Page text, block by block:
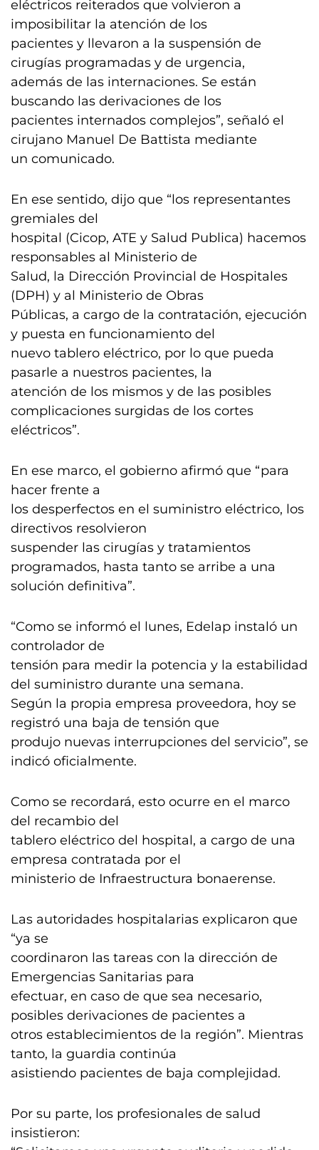
eléctricos reiterados que volvieron a
imposibilitar la atención de los
pacientes y llevaron a la suspensión de
cirugías programadas y de urgencia,
además de las internaciones. Se están
buscando las derivaciones de los
pacientes internados complejos”, señaló el
cirujano Manuel De Battista mediante
un comunicado.
En ese sentido, dijo que “los representantes
gremiales del
hospital (Cicop, ATE y Salud Publica) hacemos
responsables al Ministerio de
Salud, la Dirección Provincial de Hospitales
(DPH) y al Ministerio de Obras
Públicas, a cargo de la contratación, ejecución
y puesta en funcionamiento del
nuevo tablero eléctrico, por lo que pueda
pasarle a nuestros pacientes, la
atención de los mismos y de las posibles
complicaciones surgidas de los cortes
eléctricos”.
En ese marco, el gobierno afirmó que “para
hacer frente a
los desperfectos en el suministro eléctrico, los
directivos resolvieron
suspender las cirugías y tratamientos
programados, hasta tanto se arribe a una
solución definitiva”.
“Como se informó el lunes, Edelap instaló un
controlador de
tensión para medir la potencia y la estabilidad
del suministro durante una semana.
Según la propia empresa proveedora, hoy se
registró una baja de tensión que
produjo nuevas interrupciones del servicio”, se
indicó oficialmente.
Como se recordará, esto ocurre en el marco
del recambio del
tablero eléctrico del hospital, a cargo de una
empresa contratada por el
ministerio de Infraestructura bonaerense.
Las autoridades hospitalarias explicaron que
“ya se
coordinaron las tareas con la dirección de
Emergencias Sanitarias para
efectuar, en caso de que sea necesario,
posibles derivaciones de pacientes a
otros establecimientos de la región”. Mientras
tanto, la guardia continúa
asistiendo pacientes de baja complejidad.
Por su parte, los profesionales de salud
insistieron: